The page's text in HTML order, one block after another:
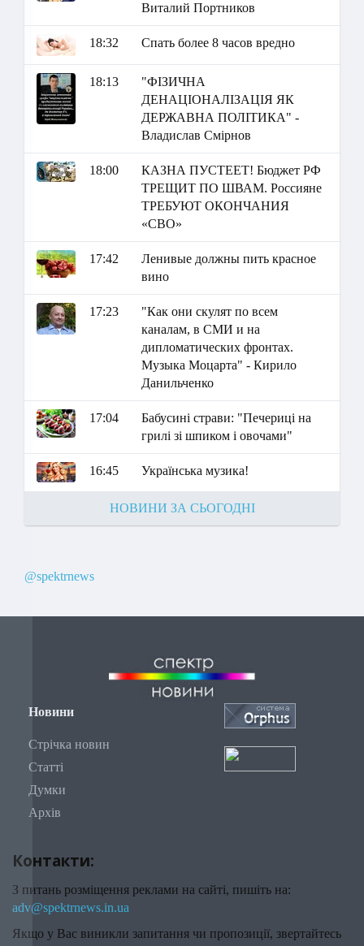
Виталий Портников
18:32 Спать более 8 часов вредно
18:13
"ФІЗИЧНА
ДЕНАЦІОНАЛІЗАЦІЯ ЯК
ДЕРЖАВНА ПОЛІТИКА" -
Владислав Смірнов
18:00
КАЗНА ПУСТЕЕТ! Бюджет РФ
ТРЕЩИТ ПО ШВАМ. Россияне
ТРЕБУЮТ ОКОНЧАНИЯ
«СВО»
17:42
Ленивые должны пить красное
вино
17:23
"Как они скулят по всем
каналам, в СМИ и на
дипломатических фронтах.
Музыка Моцарта" - Кирило
Данильченко
17:04
Бабусині страви: "Печериці на
грилі зі шпиком і овочами"
16:45 Українська музика!
НОВИНИ ЗА СЬОГОДНІ
@spektrnews
Новини
Стрічка новин
Статті
Думки
Архів
Контакти:
З питань розміщення реклами на сайті, пишіть на:
adv@spektrnews.in.ua
Якщо у Вас виникли запитання чи пропозиції, звертайтесь